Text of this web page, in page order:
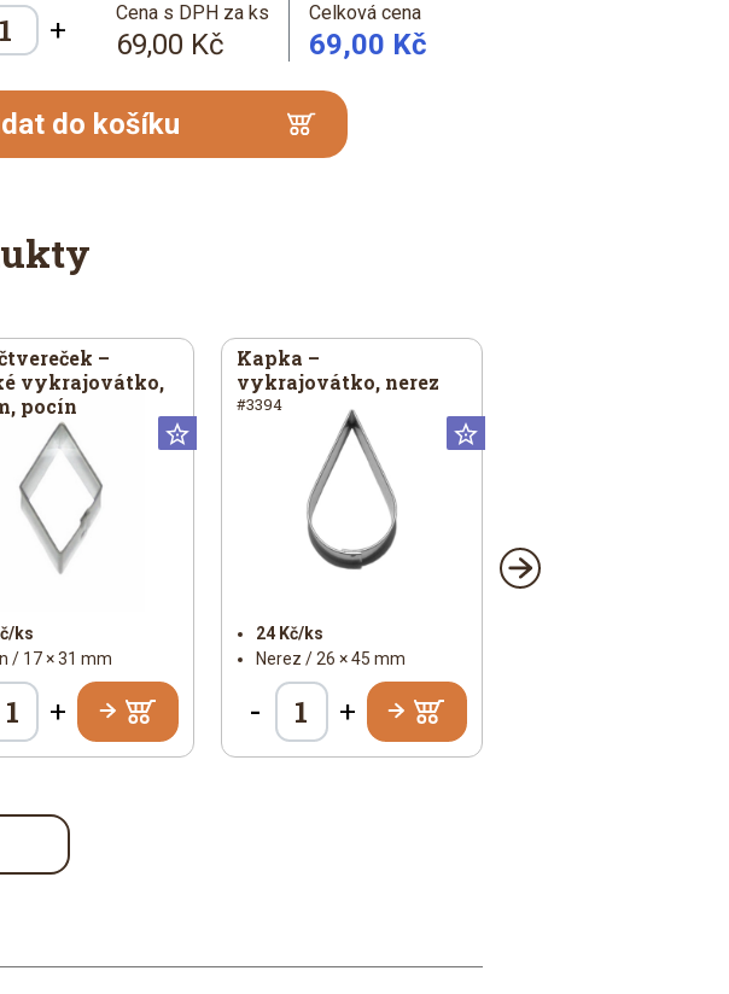
+
Cena s DPH za ks
69,00 Kč
Celková cena
69,00 Kč
do košíku
–
vykrajovátko,
pocín
ks
/ 17 × 31 mm
+
Kapka –
vykrajovátko, nerez
#3394
24 Kč/ks
Nerez / 26 × 45 mm
- +